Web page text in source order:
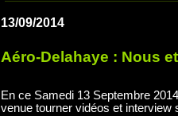
13/09/2014
Aéro-Delahaye : Nous
En ce Samedi 13 Septembre
venue tourner vidéos et interview